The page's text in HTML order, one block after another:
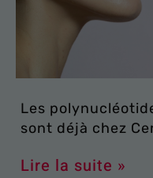
Les
sont déjà chez
Lire la suite »